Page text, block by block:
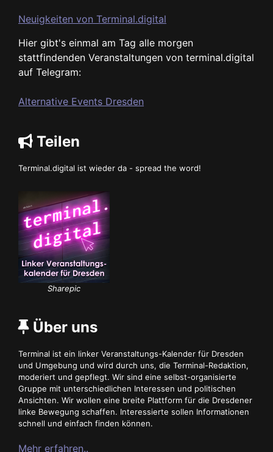
Neuigkeiten von Terminal.digital
Hier gibt's einmal am Tag alle morgen
stattfindenden Veranstaltungen von terminal.digital
auf Telegram:
Alternative Events Dresden
Teilen
Terminal.digital ist wieder da - spread the word!
Sharepic
Über uns
Terminal ist ein linker Veranstaltungs-Kalender für Dresden
und Umgebung und wird durch uns, die Terminal-Redaktion,
moderiert und gepflegt. Wir sind eine selbst-organisierte
Gruppe mit unterschiedlichen Interessen und politischen
Ansichten. Wir wollen eine breite Plattform für die Dresdener
linke Bewegung schaffen. Interessierte sollen Informationen
schnell und einfach finden können.
Mehr erfahren..